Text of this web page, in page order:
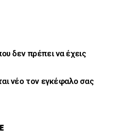
δεν πρέπει να έχεις
νέο τον εγκέφαλο σας